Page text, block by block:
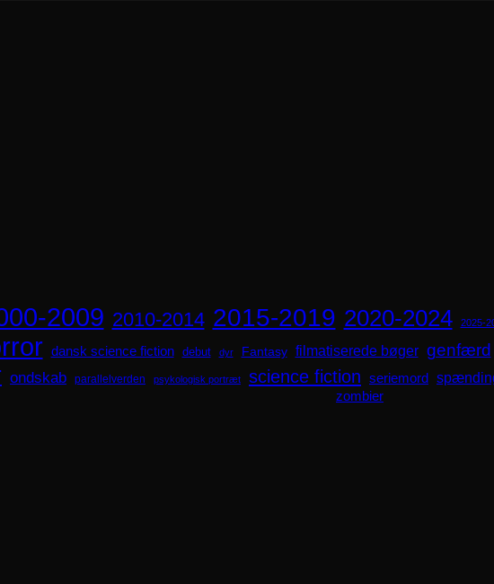
2009 2010-2014 2015-2019 2020-2024 2025-
dansk science fiction debut dyr Fantasy filmatiserede bøger genfærd
ondskab parallelverden psykologisk portræt science fiction seriemord
zombier